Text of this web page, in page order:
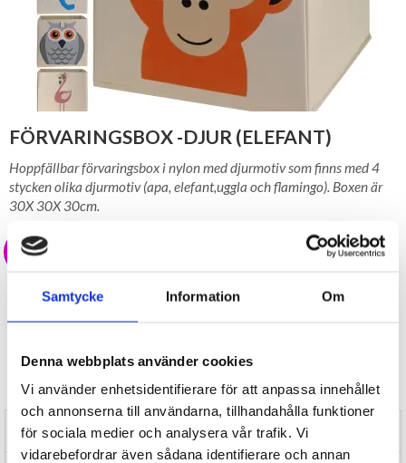
Samtycke Information Om
Denna webbplats använder cookies
Vi använder enhetsidentifierare för att anpassa innehållet
och annonserna till användarna, tillhandahålla funktioner
för sociala medier och analysera vår trafik. Vi
vidarebefordrar även sådana identifierare och annan
FÖRVARINGSBOX -DJUR (ELEFANT)
Hoppfällbar förvaringsbox i nylon med djurmotiv som finns med 4
stycken olika djurmotiv (apa, elefant,uggla och flamingo). Boxen är
30X 30X 30cm.
39 kr
LAGER I SVERIGE, SNABB LEVERANS ÖPPET KÖP I 30 DAGAR
Preliminärt åter i lager: Okänt
RECENSIONER (0)